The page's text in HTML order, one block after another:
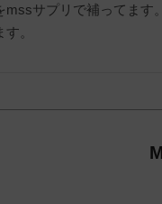
サプリで補ってま
。